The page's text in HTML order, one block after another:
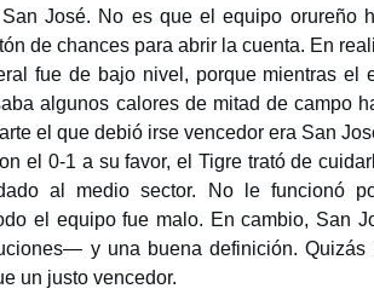
José. No es que el equipo orureño
de chances para abrir la cuenta. En
fue de bajo nivel, porque mientras el
algunos calores de mitad de campo
el que debió irse vencedor era San
el 0-1 a su favor, el Tigre trató de
al medio sector. No le funcionó
el equipo fue malo. En cambio, San
y una buena definición.
un justo vencedor.